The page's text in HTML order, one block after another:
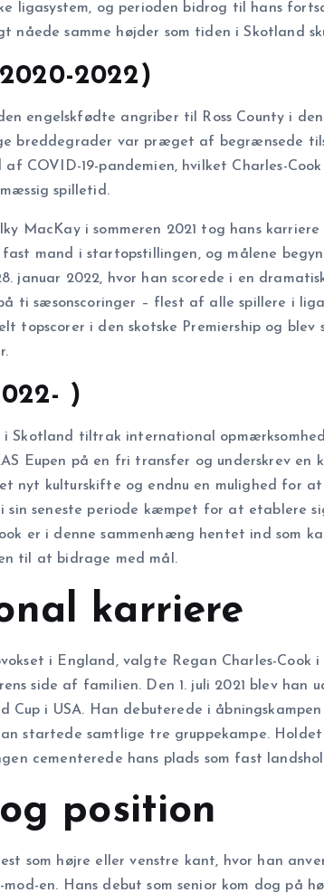
ligasystem, og perioden bidrog til hans
nåede samme højder som tiden i Skotland
2022)
engelskfødte angriber til Ross County i den
breddegrader var præget af begrænsede
COVID-19-pandemien, hvilket Charles-
spilletid.
MacKay i sommeren 2021 tog hans
fast mand i startopstillingen, og målene
januar 2022, hvor han scorede i en
ti sæsonscoringer – flest af alle spillere i
topscorer i den skotske Premiership og
)
Skotland tiltrak international
Eupen på en fri transfer og underskrev en
nyt kulturskifte og endnu en mulighed for
sin seneste periode kæmpet for at etablere
er i denne sammenhæng hentet ind som
til at bidrage med mål.
karriere
i England, valgte Regan Charles-Cook
side af familien. Den 1. juli 2021 blev han
Cup i USA. Han debuterede i
startede samtlige tre gruppekampe.
cementerede hans plads som fast
position
som højre eller venstre kant, hvor han
en. Hans debut som senior kom dog på